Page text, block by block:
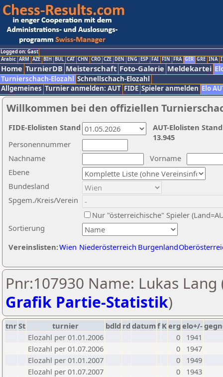
Logged on: Gast
Arabic ARM AZE BIH BUL CAT CHN CRO CZE DEN ENG ESP FAI FIN FRA GER GRE INA
Home TurnierDB Meisterschaft Foto-Galerie Meldekartei
Turnierschach-Elozahl Schnellschach-Elozahl
Allgemeines Turnier anmelden: AUT FIDE Spieler anmelden Elo
Willkommen bei den offiziellen
Nachname
Vorname
Ebene
Sortierung
Personennummer
Bundesland
Spgem./Kreis/Verein
Nur "österreichische" Spieler
Vereinslisten:Wien Niederösterreich Burgenland
AUT-Elolisten
13.945
FIDE-Elolisten Stand
Pnr:107930 Name: Lukas Lang
Grafik Partie-Statistik)
tnrSt turnier bdld rd datumf Kerg elo+/-
Elozahl per 01.01.2006
0
1941
Elozahl per 01.07.2006
0
1947
Elozahl per 01.01.2007
0
1949
Elozahl per 01.07.2007
0
1943